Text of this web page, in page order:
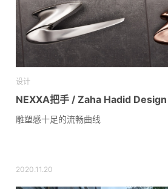
设计
NEXXA把手 / Zaha Hadid Design
雕塑感十足的流畅曲线
2020.11.20